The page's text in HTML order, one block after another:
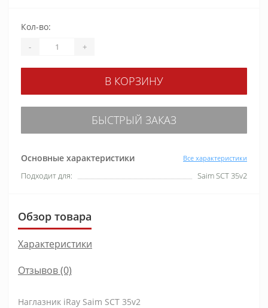
Основные характеристики Все характеристики
Подходит для: Saim SCT 35v2
Кол-во:
- +
В КОРЗИНУ
БЫСТРЫЙ ЗАКАЗ
Обзор товара
Характеристики
Отзывов (0)
Наглазник iRay Saim SCT 35v2